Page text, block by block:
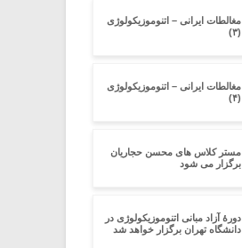
مغالطات ایرانی – اتنوموزیکولوژی
(۳)
مغالطات ایرانی – اتنوموزیکولوژی
(۴)
مستر کلاس های محسن حجاریان
برگزار می شود
دورۀ آزاد مبانی اتنوموزیکولوژی در
دانشگاه تهران برگزار خواهد شد